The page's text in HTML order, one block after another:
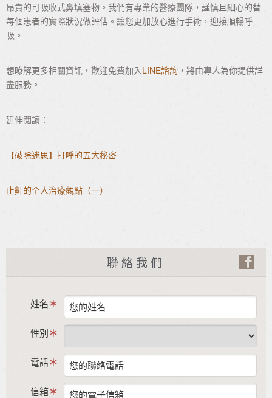
昂貴的可吸收式鼻填塞物。我們有專業的醫療團隊，謹慎且細心的替
每個患者的實際狀況做評估。讓您更加放心進行手術，迎接順暢呼
吸。
想瞭解更多相關資訊，歡迎免費加入LINE諮詢 ，將由專人為你提供詳
盡服務。
延伸閱讀：
【破除迷思】打呼的五大秘密
止鼾的全人治療觀點（一）
聯絡我們
姓名
性別
電話
信箱